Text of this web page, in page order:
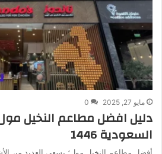
مايو 27, 2025 0
دليل افضل مطاعم النخيل
السعودية 1446